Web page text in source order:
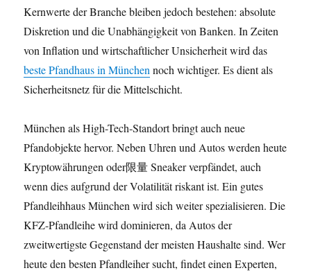
Kernwerte der Branche bleiben jedoch bestehen: absolute
Diskretion und die Unabhängigkeit von Banken. In Zeiten
von Inflation und wirtschaftlicher Unsicherheit wird das
beste Pfandhaus in München noch wichtiger. Es dient als
Sicherheitsnetz für die Mittelschicht.
München als High-Tech-Standort bringt auch neue
Pfandobjekte hervor. Neben Uhren und Autos werden heute
Kryptowährungen oder限量 Sneaker verpfändet, auch
wenn dies aufgrund der Volatilität riskant ist. Ein gutes
Pfandleihhaus München wird sich weiter spezialisieren. Die
KFZ-Pfandleihe wird dominieren, da Autos der
zweitwertigste Gegenstand der meisten Haushalte sind. Wer
heute den besten Pfandleiher sucht, findet einen Experten,